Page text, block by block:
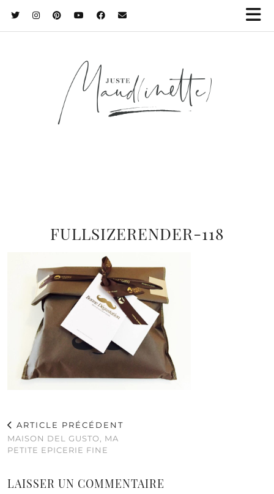
FULLSIZERENDER-118
ARTICLE PRÉCÉDENT
MAISON DEL GUSTO, MA
PETITE EPICERIE FINE
LAISSER UN COMMENTAIRE